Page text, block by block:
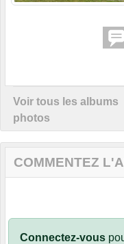
Voir tous les albums
photos
COMMENTEZ
Connectez-vous